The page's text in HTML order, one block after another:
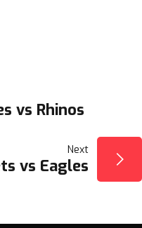
vs Rhinos
Next
vs Eagles